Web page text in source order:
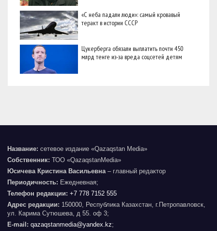
«С неба падали люди»: самый кровавый
теракт в истории СССР
Цукерберга обязали выплатить почти 450
млрд тенге из-за вреда соцсетей детям
Название: сетевое издание «Qazaqstan Media»
Собственник: ТОО «QazaqstanMedia»
Юсичева Кристина Васильевна – главный редактор
Периодичность: Ежедневная;
Телефон редакции: +7 778 7152 555
Адрес редакции: 150000, Республика Казахстан, г.Петропавловск,
ул. Карима Сутюшева, д 55. оф 3;
E-mail: qazaqstanmedia@yandex.kz;